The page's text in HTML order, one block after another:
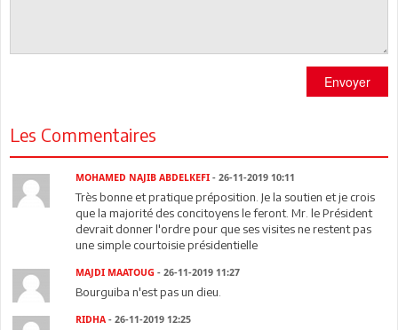
Envoyer
Les Commentaires
MOHAMED NAJIB ABDELKEFI - 26-11-2019 10:11
Très bonne et pratique préposition. Je la soutien et je crois
que la majorité des concitoyens le feront. Mr. le Président
devrait donner l'ordre pour que ses visites ne restent pas
une simple courtoisie présidentielle
MAJDI MAATOUG - 26-11-2019 11:27
Bourguiba n'est pas un dieu.
RIDHA - 26-11-2019 12:25